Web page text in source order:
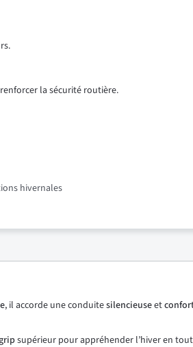
la sécurité routière.
hivernales
, il accorde une conduitesilencieuseet
supérieur pour appréhender l’hiver en